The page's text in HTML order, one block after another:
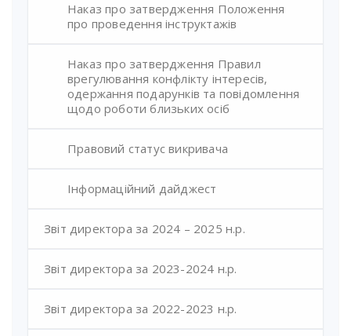
Наказ про затвердження Положення
про проведення інструктажів
Наказ про затвердження Правил
врегулювання конфлікту інтересів,
одержання подарунків та повідомлення
щодо роботи близьких осіб
Правовий статус викривача
Інформаційний дайджест
Звіт директора за 2024 – 2025 н.р.
Звіт директора за 2023-2024 н.р.
Звіт директора за 2022-2023 н.р.